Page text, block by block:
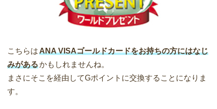
こちらはANA VISAゴールドカードをお持ちの方にはなじ
みがあるかもしれませんね。
まさにそこを経由してGポイントに交換することになりま
す。